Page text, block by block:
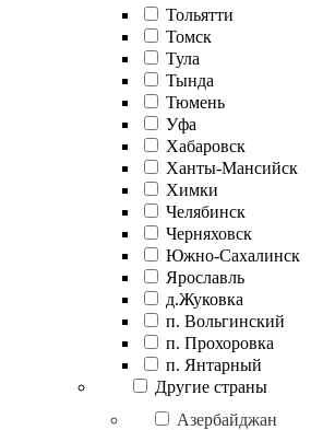
Тольятти
Томск
Тула
Тында
Тюмень
Уфа
Хабаровск
Ханты-Мансийск
Химки
Челябинск
Черняховск
Южно-Сахалинск
Ярославль
д.Жуковка
п. Вольгинский
п. Прохоровка
п. Янтарный
Другие страны
Азербайджан